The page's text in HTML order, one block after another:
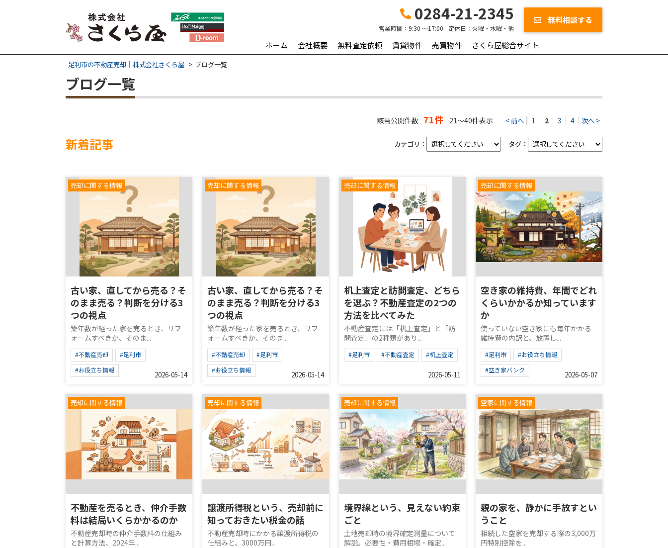
0284-21-2345
営業時間： 9:30 ～17:00 定休日： 火曜・水曜・他
無料相談する
ホーム 会社概要 無料査定依頼 賃貸物件 売買物件 さくら屋総合サイト
足利市の不動産売却｜株式会社さくら屋 ブログ一覧
ブログ一覧
該当公開件数 71件 21～40件表示 < 前へ 1 2 3 4 次へ >
新着記事 カテゴリ： タグ：
売却に関する情報
古い家、直してから売る？そ
のまま売る？判断を分ける3
つの視点
築年数が経った家を売るとき、リフ
ォームすべきか、そのま...
#不動産売却
#足利市
#お役立ち情報
2026-05-14
売却に関する情報
古い家、直してから売る？そ
のまま売る？判断を分ける3
つの視点
築年数が経った家を売るとき、リフ
ォームすべきか、そのま...
#不動産売却
#足利市
#お役立ち情報
2026-05-14
売却に関する情報
机上査定と訪問査定、どちら
を選ぶ？不動産査定の2つの
方法を比べてみた
不動産査定には「机上査定」と「訪
問査定」の2種類があり...
#足利市 #不動産査定 #机上査定
2026-05-11
売却に関する情報
空き家の維持費、年間でどれ
くらいかかるか知っています
か
使っていない空き家にも毎年かかる
維持費の内訳と、放置し...
#足利市
#お役立ち情報
#空き家バンク
2026-05-07
売却に関する情報
不動産を売るとき、仲介手数
料は結局いくらかかるのか
不動産売却時の仲介手数料の仕組み
と計算方法、2024年...
売却に関する情報
譲渡所得税という、売却前に
知っておきたい税金の話
不動産売却時にかかる譲渡所得税の
仕組みと、3000万円...
売却に関する情報
境界線という、見えない約束
ごと
土地売却時の境界確定測量について
解説。必要性・費用相場・確定...
空家に関する情報
親の家を、静かに手放すとい
うこと
相続した空家を売却する際の3,000万
円特別控除を...